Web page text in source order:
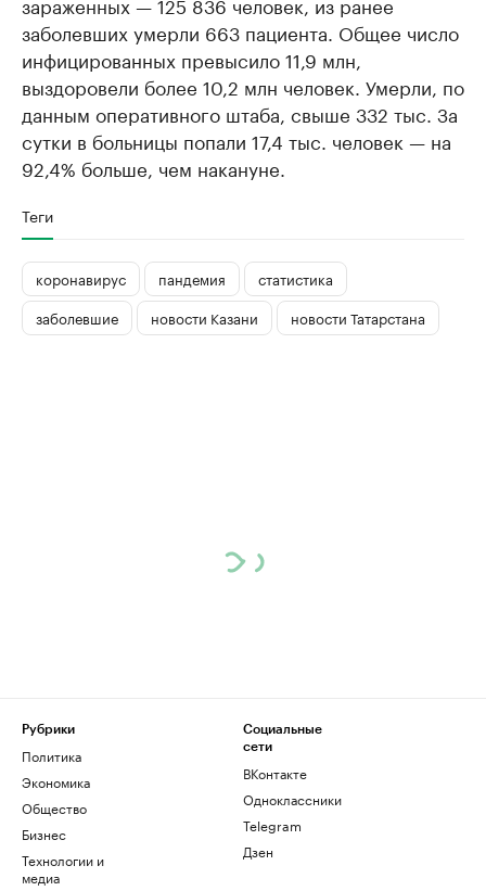
заболевших умерли 663 пациента. Общее число
инфицированных превысило 11,9 млн,
выздоровели более 10,2 млн человек. Умерли, по
данным оперативного штаба, свыше 332 тыс. За
сутки в больницы попали 17,4 тыс. человек — на
92,4% больше, чем накануне.
Теги
коронавирус пандемия
статистика
заболевшие
новости Казани новости Татарстана
Рубрики
Политика
Экономика
Общество
Бизнес
Технологии и
медиа
Социальные
сети
ВКонтакте
Одноклассники
Telegram
Дзен